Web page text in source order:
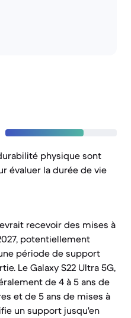
physique sont
évaluer la durée de vie
recevoir des mises à
potentiellement
période de support
Le Galaxy S22 Ultra 5G,
de 4 à 5 ans de
et de 5 ans de mises à
un support jusqu'en